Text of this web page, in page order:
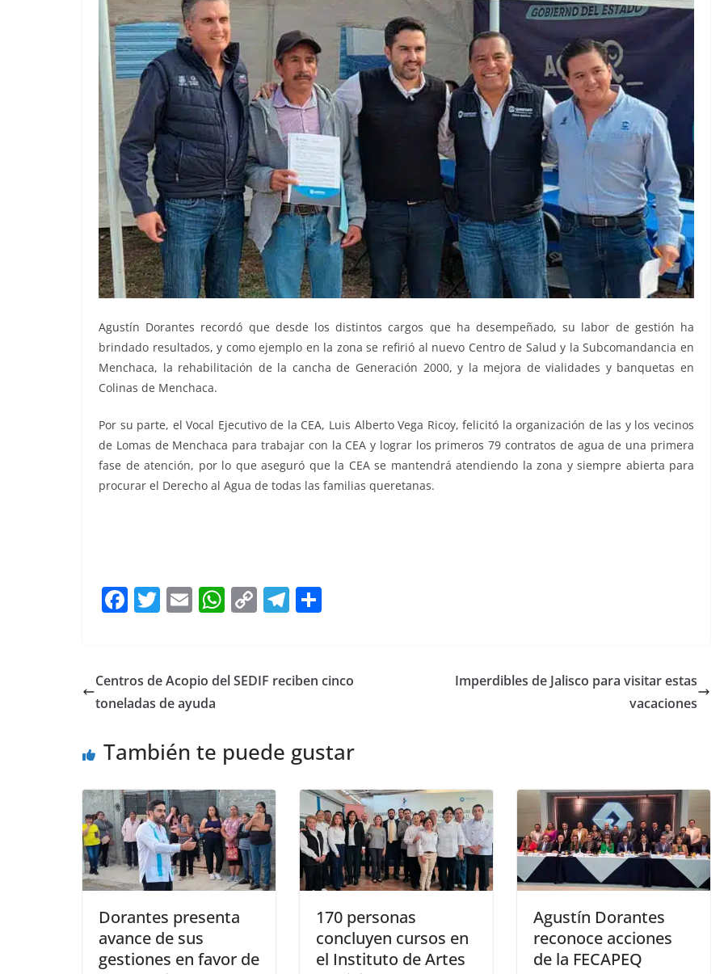
Agustín Dorantes recordó que desde los distintos cargos que ha desempeñado, su labor de gestión ha
brindado resultados, y como ejemplo en la zona se refirió al nuevo Centro de Salud y la Subcomandancia en
Menchaca, la rehabilitación de la cancha de Generación 2000, y la mejora de vialidades y banquetas en
Colinas de Menchaca.
Por su parte, el Vocal Ejecutivo de la CEA, Luis Alberto Vega Ricoy, felicitó la organización de las y los vecinos
de Lomas de Menchaca para trabajar con la CEA y lograr los primeros 79 contratos de agua de una primera
fase de atención, por lo que aseguró que la CEA se mantendrá atendiendo la zona y siempre abierta para
procurar el Derecho al Agua de todas las familias queretanas.
F
e
b
o
T
er
E
l
W
s
p
C
y
k
T
gr e
Centros de Acopio del SEDIF reciben cinco
toneladas de ayuda
Imperdibles de Jalisco para visitar estas
vacaciones
También te puede gustar
Dorantes presenta
avance de sus
gestiones en favor de
170 personas
concluyen cursos en
el Instituto de Artes
Agustín Dorantes
reconoce acciones
de la FECAPEQ